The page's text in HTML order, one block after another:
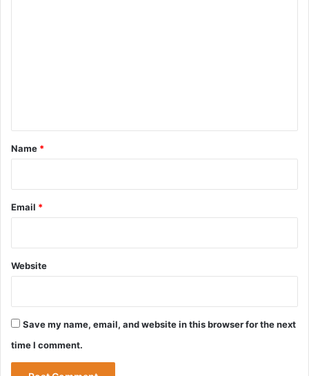
*
Name *
Email *
Website
Save my name, email, and website in this browser for the next
time I comment.